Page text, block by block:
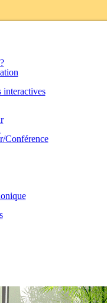
interactives
Conférence